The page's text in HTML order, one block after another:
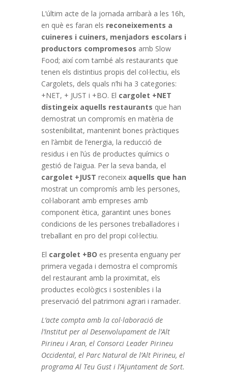
L’últim acte de la jornada arribarà a les 16h,
en què es faran els reconeixements a
cuineres i cuiners, menjadors escolars i
productors compromesos amb Slow
Food; així com també als restaurants que
tenen els distintius propis del col·lectiu, els
Cargolets, dels quals n’hi ha 3 categories:
+NET, + JUST i +BO. El cargolet +NET
distingeix aquells restaurants que han
demostrat un compromís en matèria de
sostenibilitat, mantenint bones pràctiques
en l’àmbit de l’energia, la reducció de
residus i en l’ús de productes químics o
gestió de l’aigua. Per la seva banda, el
cargolet +JUST reconeix aquells que han
mostrat un compromís amb les persones,
col·laborant amb empreses amb
component ètica, garantint unes bones
condicions de les persones treballadores i
treballant en pro del propi col·lectiu.
El cargolet +BO es presenta enguany per
primera vegada i demostra el compromís
del restaurant amb la proximitat, els
productes ecològics i sostenibles i la
preservació del patrimoni agrari i ramader.
L’acte compta amb la col·laboració de
l’Institut per al Desenvolupament de l’Alt
Pirineu i Aran, el Consorci Leader Pirineu
Occidental, el Parc Natural de l’Alt Pirineu, el
programa Al Teu Gust i l’Ajuntament de Sort.